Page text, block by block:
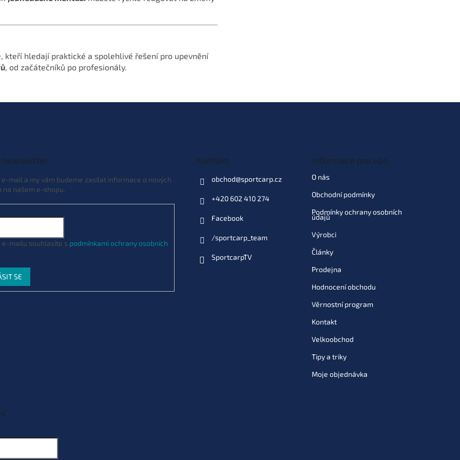
kteří hledají praktické a spolehlivé řešení pro upevnění
, od začátečníků po profesionály.
newsletter
mail a my vám budeme zasílat informace o nových
na našem e-shopu.
e-mailu souhlasíte s podmínkami ochrany osobních
SE
Kontakt
obchod@sportcarp.cz
+420 602 410 274
Facebook
/sportcarp_team
SportcarpTV
Informace pro vás
O nás
Obchodní podmínky
Podmínky ochrany osobních
údajů
Výrobci
Články
Prodejna
Hodnocení obchodu
Věrnostní program
Kontakt
Velkoobchod
Tipy a triky
Moje objednávka